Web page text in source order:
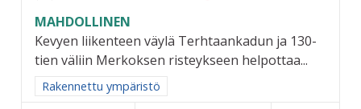
MAHDOLLINEN
Kevyen liikenteen väylä Terhtaankadun ja 130-
tien väliin Merkoksen risteykseen helpottaa...
Rajaa tulokset aihepiirin mukaan: Rakennettu ympäristö
Rakennettu ympäristö